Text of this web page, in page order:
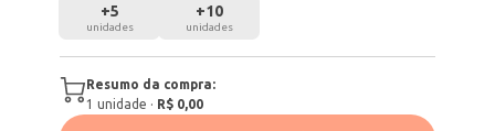
+5
unidades
+10
unidades
Resumo da compra:
1 unidade · R$ 0,00